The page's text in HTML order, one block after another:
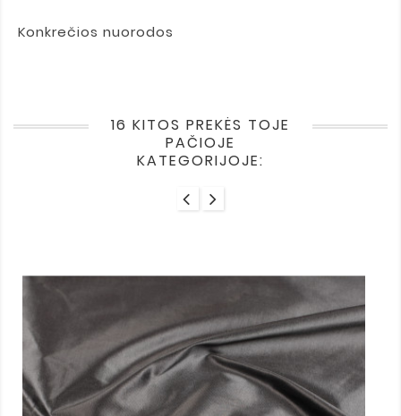
Konkrečios nuorodos
16 KITOS PREKĖS TOJE
PAČIOJE
KATEGORIJOJE: